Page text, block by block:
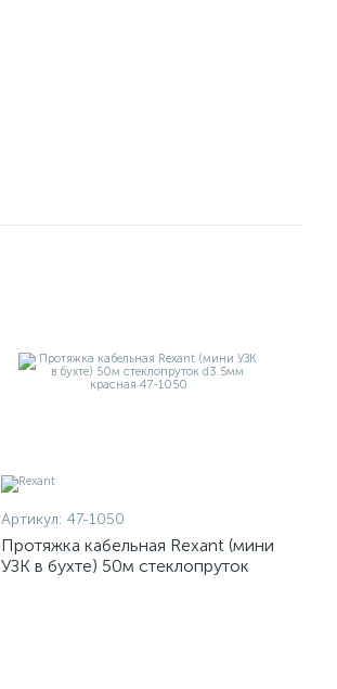
Артикул: 47-1050
Протяжка кабельная Rexant (мини
УЗК в бухте) 50м стеклопруток